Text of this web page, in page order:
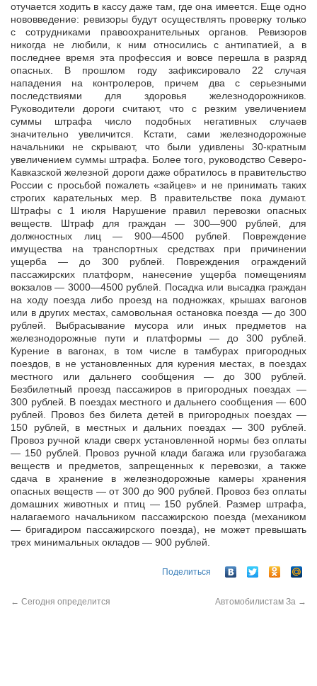
отучается ходить в кассу даже там, где она имеется. Еще одно
нововведение: ревизоры будут осуществлять проверку только
с сотрудниками правоохранительных органов. Ревизоров
никогда не любили, к ним относились с антипатией, а в
последнее время эта профессия и вовсе перешла в разряд
опасных. В прошлом году зафиксировало 22 случая
нападения на контролеров, причем два с серьезными
последствиями для здоровья железнодорожников.
Руководители дороги считают, что с резким увеличением
суммы штрафа число подобных негативных случаев
значительно увеличится. Кстати, сами железнодорожные
начальники не скрывают, что были удивлены 30-кратным
увеличением суммы штрафа. Более того, руководство Северо-
Кавказской железной дороги даже обратилось в правительство
России с просьбой пожалеть «зайцев» и не принимать таких
строгих карательных мер. В правительстве пока думают.
Штрафы с 1 июля Нарушение правил перевозки опасных
веществ. Штраф для граждан — 300—900 рублей, для
должностных лиц — 900—4500 рублей. Повреждение
имущества на транспортных средствах при причинении
ущерба — до 300 рублей. Повреждения ограждений
пассажирских платформ, нанесение ущерба помещениям
вокзалов — 3000—4500 рублей. Посадка или высадка граждан
на ходу поезда либо проезд на подножках, крышах вагонов
или в других местах, самовольная остановка поезда — до 300
рублей. Выбрасывание мусора или иных предметов на
железнодорожные пути и платформы — до 300 рублей.
Курение в вагонах, в том числе в тамбурах пригородных
поездов, в не установленных для курения местах, в поездах
местного или дальнего сообщения — до 300 рублей.
Безбилетный проезд пассажиров в пригородных поездах —
300 рублей. В поездах местного и дальнего сообщения — 600
рублей. Провоз без билета детей в пригородных поездах —
150 рублей, в местных и дальних поездах — 300 рублей.
Провоз ручной клади сверх установленной нормы без оплаты
— 150 рублей. Провоз ручной клади багажа или грузобагажа
веществ и предметов, запрещенных к перевозки, а также
сдача в хранение в железнодорожные камеры хранения
опасных веществ — от 300 до 900 рублей. Провоз без оплаты
домашних животных и птиц — 150 рублей. Размер штрафа,
налагаемого начальником пассажирскою поезда (механиком
— бригадиром пассажирского поезда), не может превышать
трех минимальных окладов — 900 рублей.
Поделиться
← Сегодня определится Автомобилистам За →